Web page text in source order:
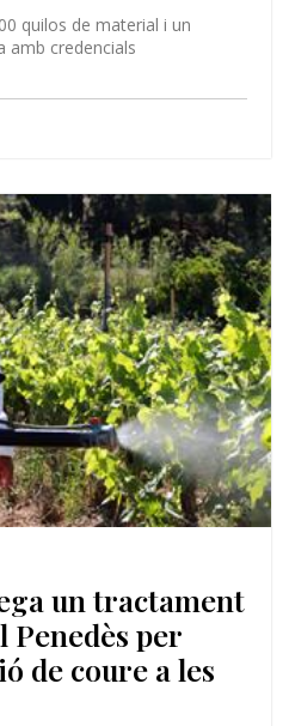
quilos de material i un
amb credencials
un tractament
per
de coure a les